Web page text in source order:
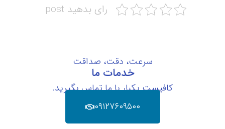
رای بدهید post
سرعت، دقت، صداقت
خدمات ما
کافیست یکبار با ما تماس بگیرید.
۰۹۱۲۷۶۰۹۵۰۰